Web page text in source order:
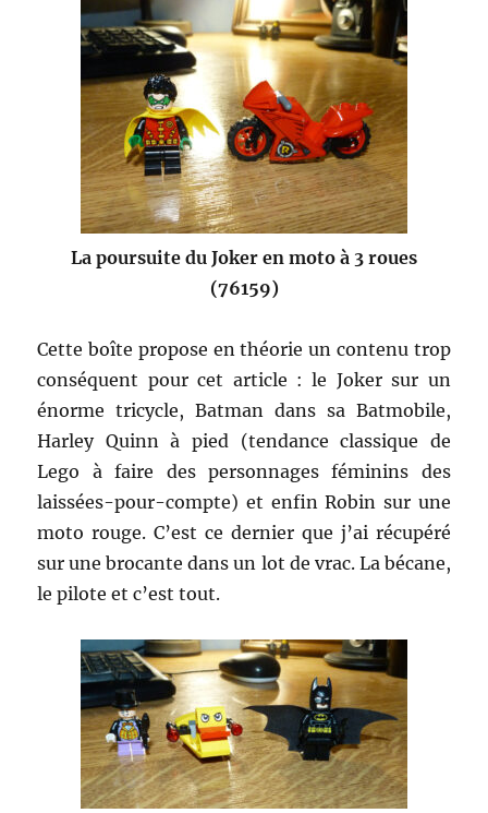
La poursuite du Joker en moto à 3 roues
(76159)
Cette boîte propose en théorie un contenu trop
conséquent pour cet article : le Joker sur un
énorme tricycle, Batman dans sa Batmobile,
Harley Quinn à pied (tendance classique de
Lego à faire des personnages féminins des
laissées-pour-compte) et enfin Robin sur une
moto rouge. C’est ce dernier que j’ai récupéré
sur une brocante dans un lot de vrac. La bécane,
le pilote et c’est tout.